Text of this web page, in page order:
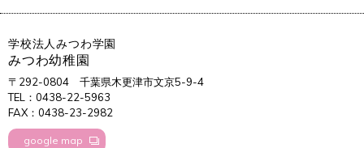
学校法人みつわ学園
みつわ幼稚園
〒292-0804
千葉県木更津市文京5-9-4
TEL：0438-22-5963
FAX：0438-23-2982
google map